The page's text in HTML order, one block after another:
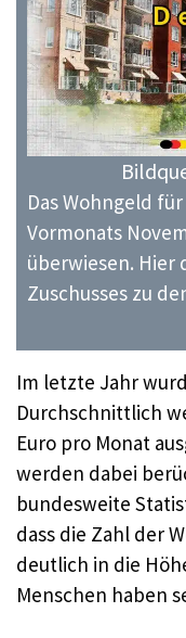
Das Wohngeld
Vormonats
überwiesen. Hier
Zuschusses zu
Im letzte Jahr
Durchschnittlich
Euro pro Monat
werden dabei
bundesweite
dass die Zahl der
deutlich in die
Menschen haben